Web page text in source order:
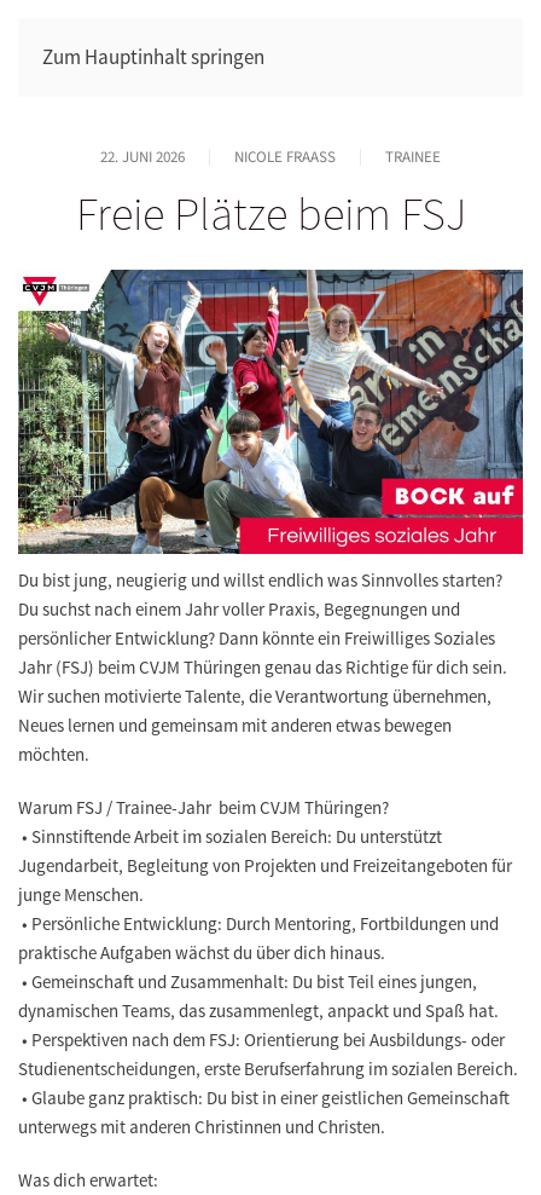
Zum Hauptinhalt springen
22. JUNI 2026 NICOLE FRAASS TRAINEE
Freie Plätze beim FSJ
Du bist jung, neugierig und willst endlich was Sinnvolles starten?
Du suchst nach einem Jahr voller Praxis, Begegnungen und
persönlicher Entwicklung? Dann könnte ein Freiwilliges Soziales
Jahr (FSJ) beim CVJM Thüringen genau das Richtige für dich sein.
Wir suchen motivierte Talente, die Verantwortung übernehmen,
Neues lernen und gemeinsam mit anderen etwas bewegen
möchten.
Warum FSJ / Trainee-Jahr beim CVJM Thüringen?
• Sinnstiftende Arbeit im sozialen Bereich: Du unterstützt
Jugendarbeit, Begleitung von Projekten und Freizeitangeboten für
junge Menschen.
• Persönliche Entwicklung: Durch Mentoring, Fortbildungen und
praktische Aufgaben wächst du über dich hinaus.
• Gemeinschaft und Zusammenhalt: Du bist Teil eines jungen,
dynamischen Teams, das zusammenlegt, anpackt und Spaß hat.
• Perspektiven nach dem FSJ: Orientierung bei Ausbildungs- oder
Studienentscheidungen, erste Berufserfahrung im sozialen Bereich.
• Glaube ganz praktisch: Du bist in einer geistlichen Gemeinschaft
unterwegs mit anderen Christinnen und Christen.
Was dich erwartet: